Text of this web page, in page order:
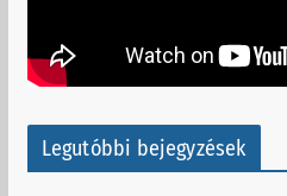
Legutóbbi bejegyzések